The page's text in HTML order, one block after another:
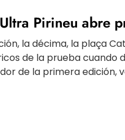
Pirineu abre
la décima, la plaça
de la prueba cuando
de la primera edición,